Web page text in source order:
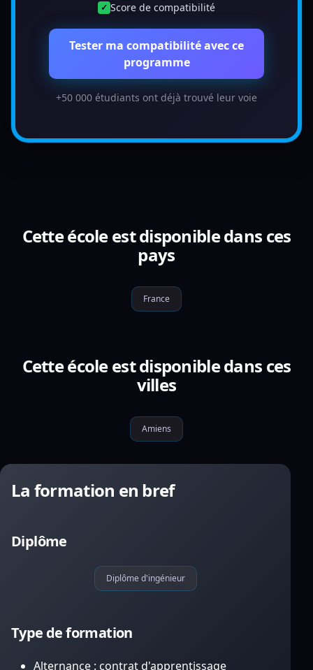
✓ Score de compatibilité
Tester ma compatibilité avec ce
programme
+50 000 étudiants ont déjà trouvé leur voie
Cette école est disponible dans ces
pays
France
Cette école est disponible dans ces
villes
Amiens
La formation en bref
Diplôme
Diplôme d'ingénieur
Type de formation
Alternance : contrat d'apprentissage